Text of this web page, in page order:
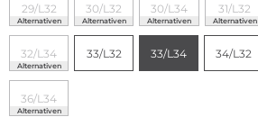
29/L32
Alternativen
30/L32
Alternativen
30/L34
Alternativen
31/L32
Alternativen
32/L34
Alternativen
33/L32 33/L34 34/L32
36/L34
Alternativen